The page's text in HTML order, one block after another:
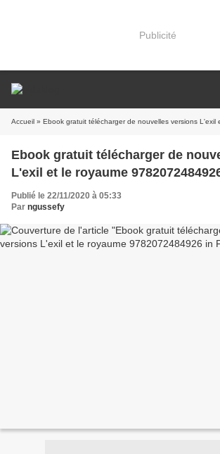
Publicité
Accueil » Ebook gratuit télécharger de nouvelles versions L'exil et le
Ebook gratuit télécharger de
L'exil et le royaume
Publié le 22/11/2020 à 05:33
Par ngussefy